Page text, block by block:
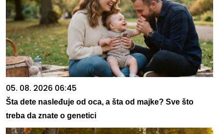
05. 08. 2026 06:45
Šta dete nasleđuje od oca, a šta od majke? Sve što
treba da znate o genetici